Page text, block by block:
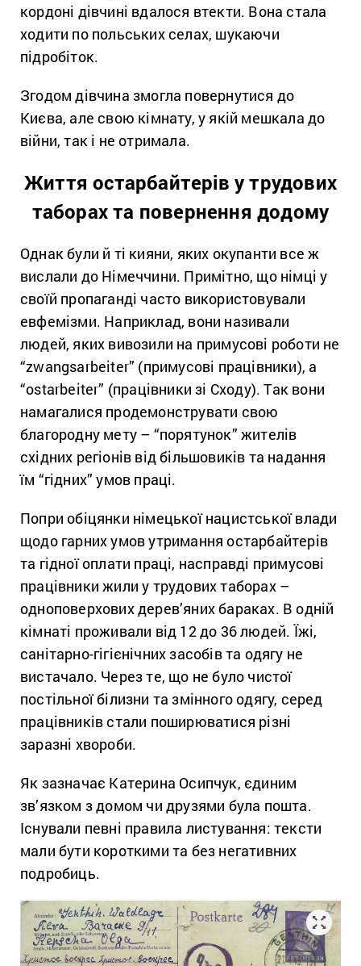
кордоні дівчині вдалося втекти. Вона стала
ходити по польських селах, шукаючи
підробіток.
Згодом дівчина змогла повернутися до
Києва, але свою кімнату, у якій мешкала до
війни, так і не отримала.
Життя остарбайтерів у трудових
таборах та повернення додому
Однак були й ті кияни, яких окупанти все ж
вислали до Німеччини. Примітно, що німці у
своїй пропаганді часто використовували
евфемізми. Наприклад, вони називали
людей, яких вивозили на примусові роботи не
“zwangsarbeiter” (примусові працівники), а
“ostarbeiter” (працівники зі Сходу). Так вони
намагалися продемонструвати свою
благородну мету – “порятунок” жителів
східних регіонів від більшовиків та надання
їм “гідних” умов праці.
Попри обіцянки німецької нацистської влади
щодо гарних умов утримання остарбайтерів
та гідної оплати праці, насправді примусові
працівники жили у трудових таборах –
одноповерхових дерев’яних бараках. В одній
кімнаті проживали від 12 до 36 людей. Їжі,
санітарно-гігієнічних засобів та одягу не
вистачало. Через те, що не було чистої
постільної білизни та змінного одягу, серед
працівників стали поширюватися різні
заразні хвороби.
Як зазначає Катерина Осипчук, єдиним
зв’язком з домом чи друзями була пошта.
Існували певні правила листування: тексти
мали бути короткими та без негативних
подробиць.